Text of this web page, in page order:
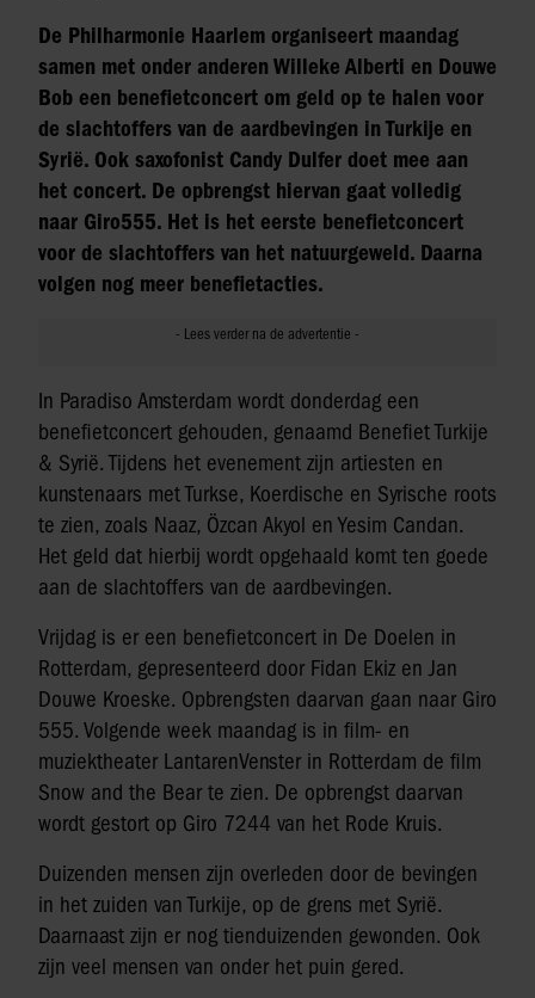
De Philharmonie Haarlem organiseert maandag
samen met onder anderen Willeke Alberti en Douwe
Bob een benefietconcert om geld op te halen voor
de slachtoffers van de aardbevingen in Turkije en
Syrië. Ook saxofonist Candy Dulfer doet mee aan
het concert. De opbrengst hiervan gaat volledig
naar Giro555. Het is het eerste benefietconcert
voor de slachtoffers van het natuurgeweld. Daarna
volgen nog meer benefietacties.
In Paradiso Amsterdam wordt donderdag een
benefietconcert gehouden, genaamd Benefiet Turkije
& Syrië. Tijdens het evenement zijn artiesten en
kunstenaars met Turkse, Koerdische en Syrische roots
te zien, zoals Naaz, Özcan Akyol en Yesim Candan.
Het geld dat hierbij wordt opgehaald komt ten goede
aan de slachtoffers van de aardbevingen.
Vrijdag is er een benefietconcert in De Doelen in
Rotterdam, gepresenteerd door Fidan Ekiz en Jan
Douwe Kroeske. Opbrengsten daarvan gaan naar Giro
555. Volgende week maandag is in film- en
muziektheater LantarenVenster in Rotterdam de film
Snow and the Bear te zien. De opbrengst daarvan
wordt gestort op Giro 7244 van het Rode Kruis.
Duizenden mensen zijn overleden door de bevingen
in het zuiden van Turkije, op de grens met Syrië.
Daarnaast zijn er nog tienduizenden gewonden. Ook
zijn veel mensen van onder het puin gered.